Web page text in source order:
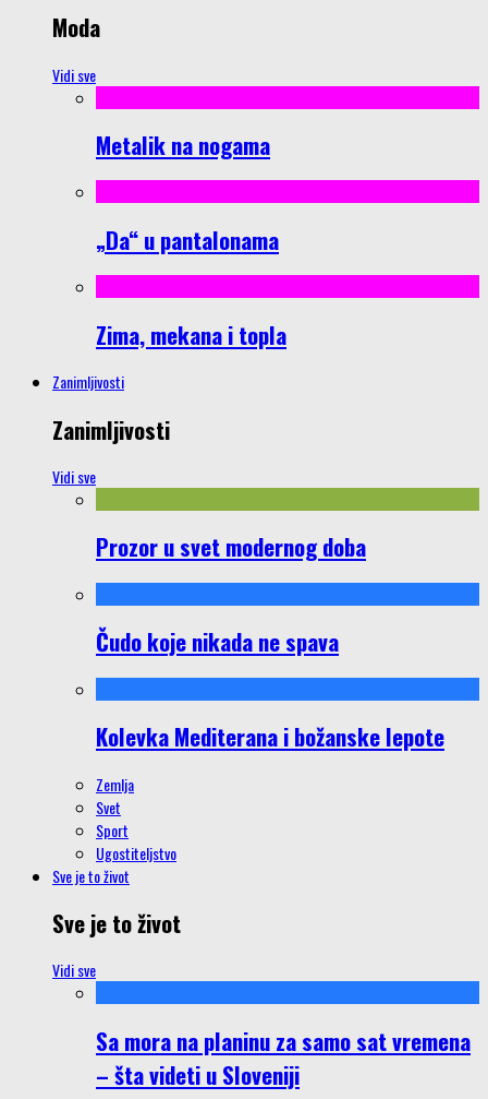
Moda
Vidi sve
Metalik na nogama
„Da“ u pantalonama
Zima, mekana i topla
Zanimljivosti
Zanimljivosti
Vidi sve
Prozor u svet modernog doba
Čudo koje nikada ne spava
Kolevka Mediterana i božanske lepote
Zemlja
Svet
Sport
Ugostiteljstvo
Sve je to život
Sve je to život
Vidi sve
Sa mora na planinu za samo sat vremena
– šta videti u Sloveniji